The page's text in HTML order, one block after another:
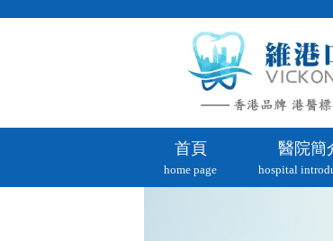
首頁
home page
醫院簡
hospital